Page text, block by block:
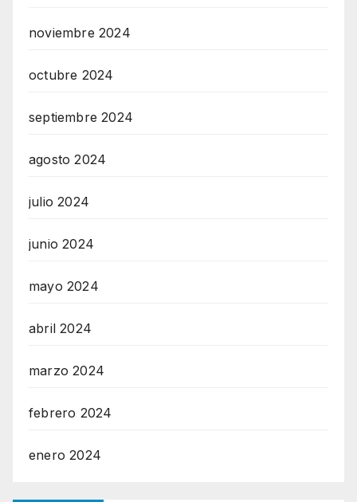
noviembre 2024
octubre 2024
septiembre 2024
agosto 2024
julio 2024
junio 2024
mayo 2024
abril 2024
marzo 2024
febrero 2024
enero 2024